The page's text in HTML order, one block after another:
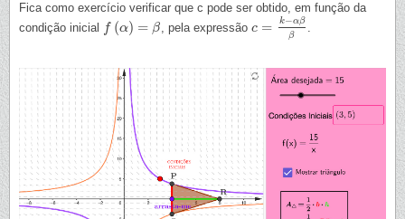
Fica como exercício verificar que c pode ser obtido, em função da
condição inicial
f (α) = β
f( α)=β , pela expressão c = k−αβ
β
c=k− αββ .